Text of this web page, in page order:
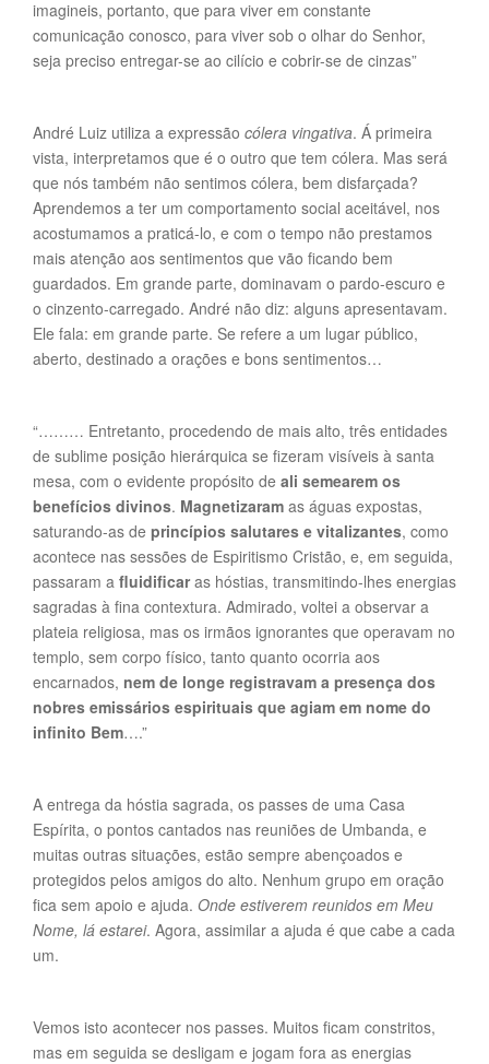
imagineis, portanto, que para viver em constante
comunicação conosco, para viver sob o olhar do Senhor,
seja preciso entregar-se ao cilício e cobrir-se de cinzas”
André Luiz utiliza a expressão cólera vingativa. Á primeira
vista, interpretamos que é o outro que tem cólera. Mas será
que nós também não sentimos cólera, bem disfarçada?
Aprendemos a ter um comportamento social aceitável, nos
acostumamos a praticá-lo, e com o tempo não prestamos
mais atenção aos sentimentos que vão ficando bem
guardados. Em grande parte, dominavam o pardo-escuro e
o cinzento-carregado. André não diz: alguns apresentavam.
Ele fala: em grande parte. Se refere a um lugar público,
aberto, destinado a orações e bons sentimentos…
“……… Entretanto, procedendo de mais alto, três entidades
de sublime posição hierárquica se fizeram visíveis à santa
mesa, com o evidente propósito de ali semearem os
benefícios divinos. Magnetizaram as águas expostas,
saturando-as de princípios salutares e vitalizantes, como
acontece nas sessões de Espiritismo Cristão, e, em seguida,
passaram a fluidificaras hóstias, transmitindo-lhes energias
sagradas à fina contextura. Admirado, voltei a observar a
plateia religiosa, mas os irmãos ignorantes que operavam no
templo, sem corpo físico, tanto quanto ocorria aos
encarnados, nem de longe registravam a presença dos
nobres emissários espirituais que agiam em nome do
infinito Bem….”
A entrega da hóstia sagrada, os passes de uma Casa
Espírita, o pontos cantados nas reuniões de Umbanda, e
muitas outras situações, estão sempre abençoados e
protegidos pelos amigos do alto. Nenhum grupo em oração
fica sem apoio e ajuda. Onde estiverem reunidos em Meu
Nome, lá estarei. Agora, assimilar a ajuda é que cabe a cada
um.
Vemos isto acontecer nos passes. Muitos ficam constritos,
mas em seguida se desligam e jogam fora as energias